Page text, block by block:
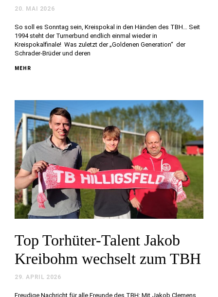
20. MAI 2026
So soll es Sonntag sein, Kreispokal in den Händen des TBH… Seit
1994 steht der Turnerbund endlich einmal wieder in
Kreispokalfinale! Was zuletzt der „Goldenen Generation“ der
Schrader-Brüder und deren
MEHR
Top Torhüter-Talent Jakob
Kreibohm wechselt zum TBH
29. APRIL 2026
Freudige Nachricht für alle Freunde des TBH: Mit Jakob Clemens